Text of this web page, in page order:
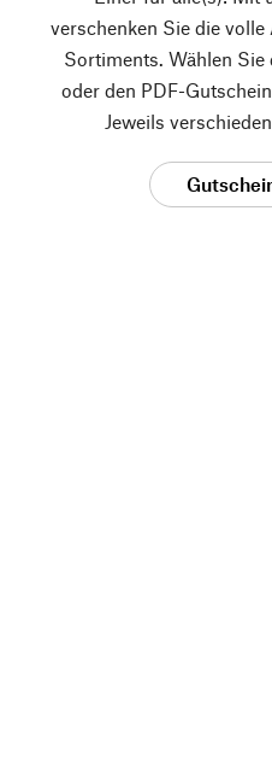
verschenken Sie die
Sortiments. Wählen
oder den PDF-
Jeweils